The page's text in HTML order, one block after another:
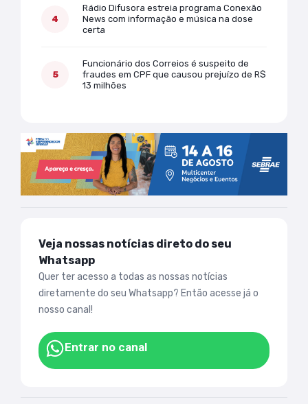
Rádio Difusora estreia programa Conexão
News com informação e música na dose
certa
Funcionário dos Correios é suspeito de
fraudes em CPF que causou prejuízo de R$
13 milhões
Veja nossas notícias direto do seu
Whatsapp
Quer ter acesso a todas as nossas notícias
diretamente do seu Whatsapp? Então acesse já o
nosso canal!
Entrar no canal